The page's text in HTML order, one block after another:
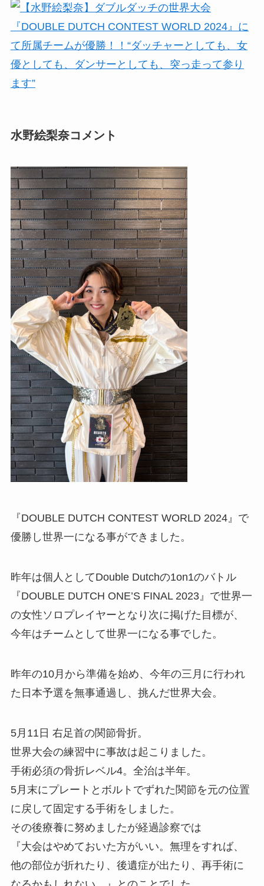
水野絵梨奈コメント
『DOUBLE DUTCH CONTEST WORLD 2024』で
優勝し世界一になる事ができました。
昨年は個人としてDouble Dutchの1on1のバトル
『DOUBLE DUTCH ONE’S FINAL 2023』で世界一
の女性ソロプレイヤーとなり次に掲げた目標が、
今年はチームとして世界一になる事でした。
昨年の10月から準備を始め、今年の三月に行われ
た日本予選を無事通過し、挑んだ世界大会。
5月11日 右足首の関節骨折。
世界大会の練習中に事故は起こりました。
手術必須の骨折レベル4。全治は半年。
5月末にプレートとボルトでずれた関節を元の位置
に戻して固定する手術をしました。
その後療養に努めましたが経過診察では
『大会はやめておいた方がいい。無理をすれば、
他の部位が折れたり、後遺症が出たり、再手術に